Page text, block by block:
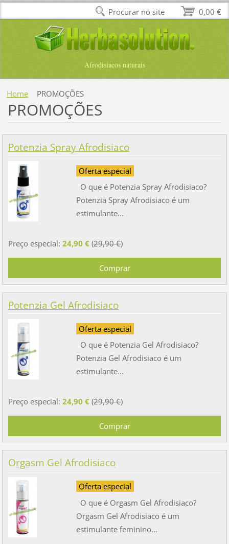
Afrodisiacos naturais
Home PROMOÇÕES
PROMOÇÕES
Potenzia Spray Afrodisiaco
Oferta especial
O que é Potenzia Spray Afrodisiaco?
Potenzia Spray Afrodisiaco é um
estimulante...
Preço especial: 24,90 €(29,90 €)
Potenzia Gel Afrodisiaco
Oferta especial
O que é Potenzia Gel Afrodisiaco?
Potenzia Gel Afrodisiaco é um
estimulante...
Preço especial: 24,90 €(29,90 €)
Orgasm Gel Afrodisiaco
Oferta especial
O que é Orgasm Gel Afrodisiaco?
Orgasm Gel Afrodisiaco é um
estimulante feminino...
0,00 €
Procurar no site